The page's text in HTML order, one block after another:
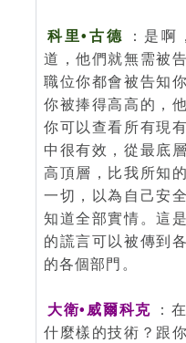
科里•古德
：是
道，他們就無需被
職位你都會被告知
你被捧得高高的，
你可以查看所有現
中很有效，從最底
高頂層，比我所知
一切，以為自己安
知道全部實情。這
的謊言可以被傳到
的各個部門。
大衛•威爾科克
：
什麼樣的技術？跟